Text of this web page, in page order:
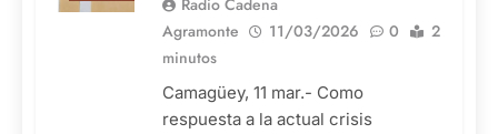
Radio Cadena
Agramonte
11/03/2026 0
2
minutos
Camagüey, 11 mar.- Como
respuesta a la actual crisis